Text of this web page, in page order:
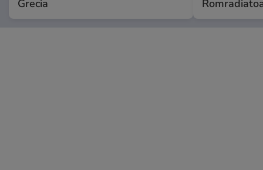
Grecia